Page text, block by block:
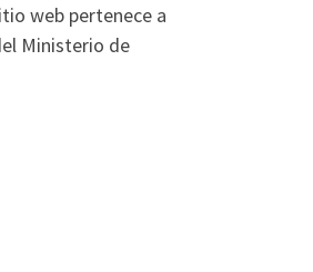
web pertenece a
Ministerio de